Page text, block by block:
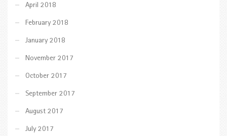
April 2018
February 2018
January 2018
November 2017
October 2017
September 2017
August 2017
July 2017